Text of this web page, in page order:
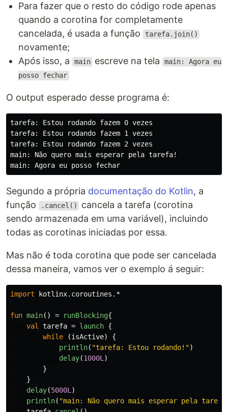
Para fazer que o resto do código rode apenas
quando a corotina for completamente
cancelada, é usada a função
tarefa.join()
novamente;
Após isso, a
main escreve na tela main: Agora eu
posso fechar
O output esperado desse programa é:
tarefa: Estou rodando fazem 0 vezes
tarefa: Estou rodando fazem 1 vezes
tarefa: Estou rodando fazem 2 vezes
main: Não quero mais esperar pela tarefa!
Segundo a própria documentação do Kotlin, a
função
.cancel()
cancela a tarefa (corotina
sendo armazenada em uma variável), incluindo
todas as corotinas iniciadas por essa.
Mas não é toda corotina que pode ser cancelada
dessa maneira, vamos ver o exemplo á seguir:
import kotlinx.coroutines.*
fun main() = runBlocking{
val tarefa = launch {
while
(isActive)
{
println( "tarefa: Estou rodando!")
delay(1000L)
}
}
delay(5000L)
println( "main: Não quero mais esperar pela